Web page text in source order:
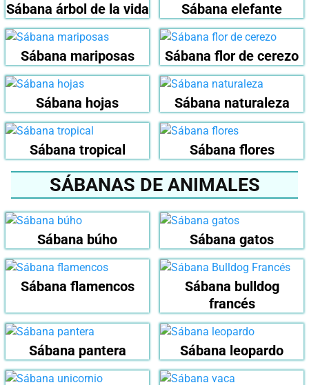
Sábana árbol de la vida Sábana elefante
Sábana mariposas Sábana flor de cerezo
Sábana hojas Sábana naturaleza
Sábana tropical Sábana flores
SÁBANAS DE ANIMALES
Sábana búho Sábana gatos
Sábana flamencos
Sábana bulldog
francés
Sábana pantera Sábana leopardo